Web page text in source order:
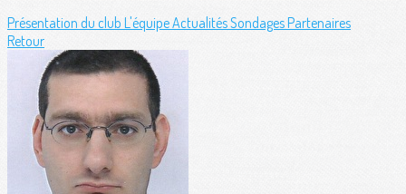
Présentation du club L'équipeActualitésSondagesPartenaires
Retour